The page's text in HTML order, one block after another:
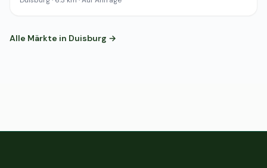
Alle Märkte in Duisburg →